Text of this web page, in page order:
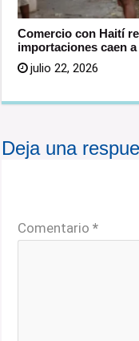
Comercio con Haití
importaciones caen
julio 22, 2026
Deja una
Comentario*